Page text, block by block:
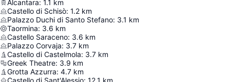
Alcantara: 1.1 km
Castello di Schisò: 1.2 km
Palazzo Duchi di Santo Stefano: 3.1 km
Taormina: 3.6 km
Castello Saraceno: 3.6 km
Palazzo Corvaja: 3.7 km
Castello di Castelmola: 3.7 km
Greek Theatre: 3.9 km
Grotta Azzurra: 4.7 km
Castello di Sant'Alessio: 12.1 km